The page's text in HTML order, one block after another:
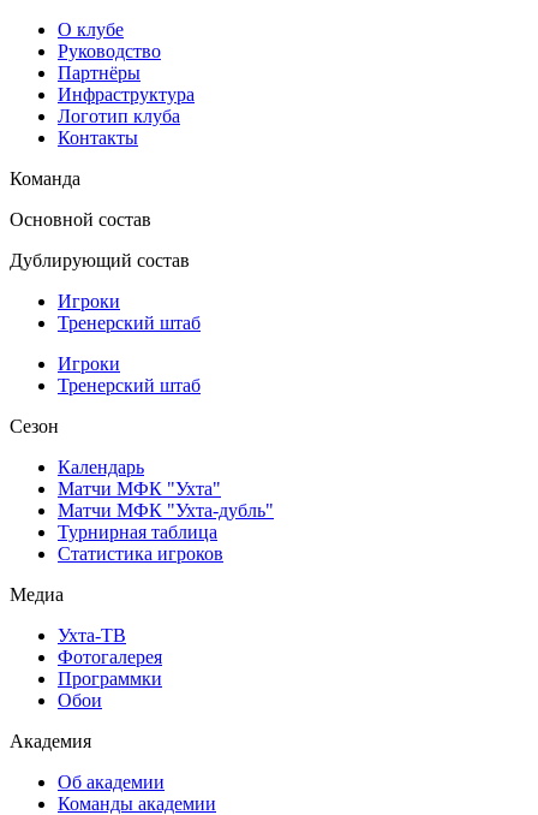
О клубе
Руководство
Партнёры
Инфраструктура
Логотип клуба
Контакты
Команда
Основной состав
Дублирующий состав
Игроки
Тренерский штаб
Игроки
Тренерский штаб
Сезон
Календарь
Матчи МФК "Ухта"
Матчи МФК "Ухта-дубль"
Турнирная таблица
Статистика игроков
Медиа
Ухта-ТВ
Фотогалерея
Программки
Обои
Академия
Об академии
Команды академии